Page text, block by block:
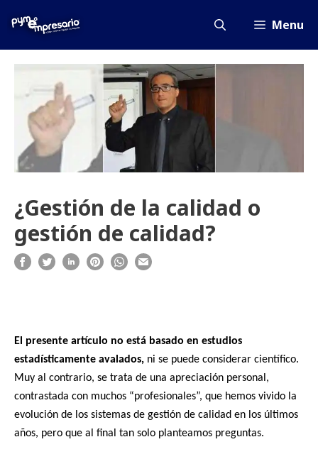
Menu
¿Gestión de la calidad o
gestión de calidad?
El presente artículo no está basado en estudios
estadísticamente avalados, ni se puede considerar científico.
Muy al contrario, se trata de una apreciación personal,
contrastada con muchos “profesionales”, que hemos vivido la
evolución de los sistemas de gestión de calidad en los últimos
años, pero que al final tan solo planteamos preguntas.